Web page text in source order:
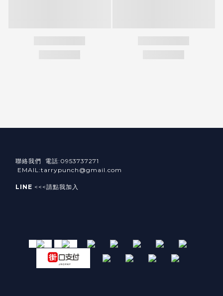
聯絡我們 電話:0953737271
EMAIL:tarrypunch@gmail.com
LINE <<<請點我加入